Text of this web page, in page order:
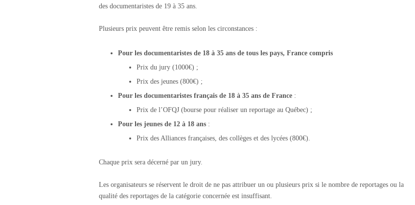
des documentaristes de 19 à 35 ans.
Plusieurs prix peuvent être remis selon les circonstances :
Pour les documentaristes de 18 à 35 ans de tous les pays, France compris
Prix du jury (1000€) ;
Prix des jeunes (800€) ;
Pour les documentaristes français de 18 à 35 ans de France :
Prix de l’OFQJ (bourse pour réaliser un reportage au Québec) ;
Pour les jeunes de 12 à 18 ans :
Prix des Alliances françaises, des collèges et des lycées (800€).
Chaque prix sera décerné par un jury.
Les organisateurs se réservent le droit de ne pas attribuer un ou plusieurs prix si le nombre de reportages ou la
qualité des reportages de la catégorie concernée est insuffisant.